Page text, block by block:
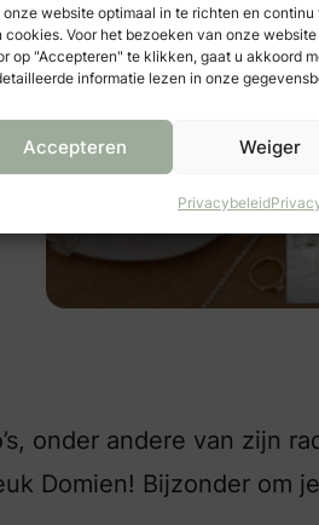
onze website optimaal in te richten en
cookies. Voor het bezoeken van onze
op "Accepteren" te klikken, gaat u akkoord
informatie lezen in onze
Accepteren Weiger
Privacybeleid
onder andere van zijn
Domien! Bijzonder om